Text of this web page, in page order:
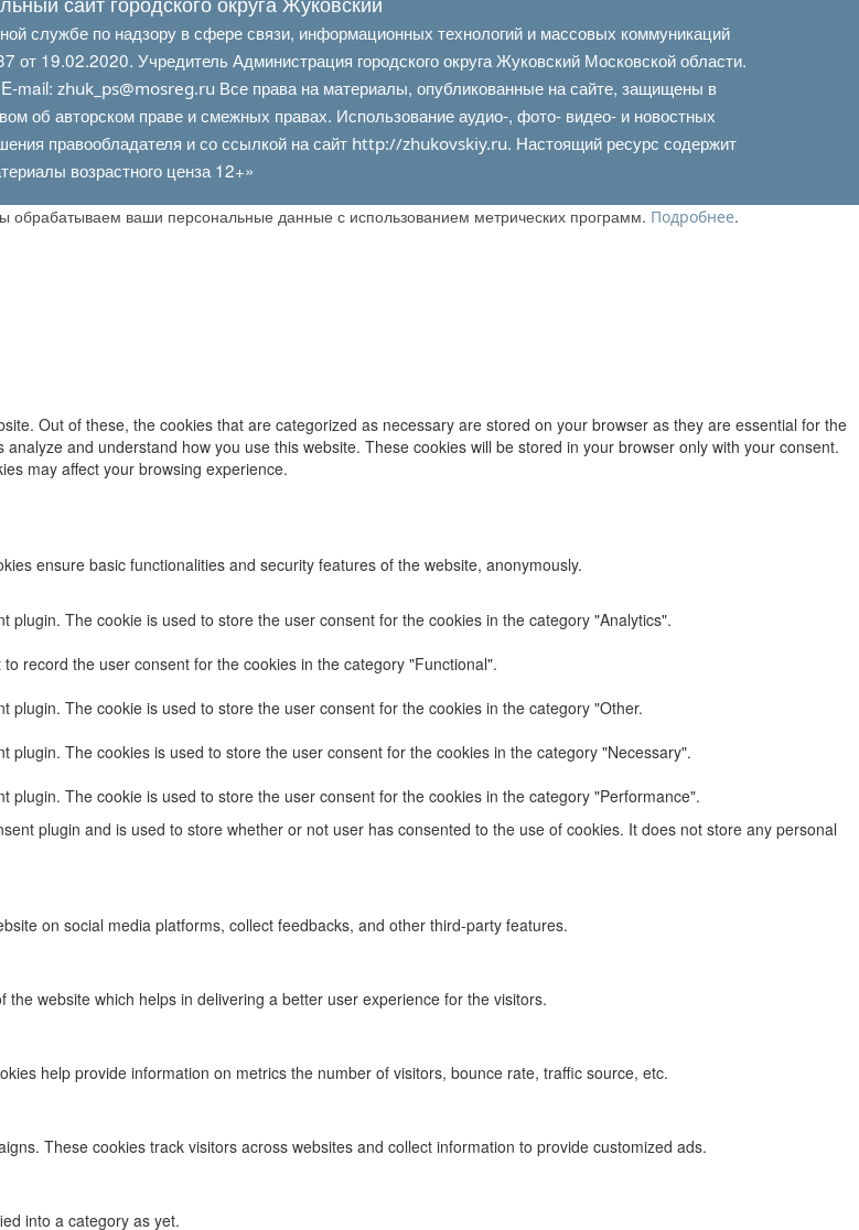
службе по надзору в сфере связи, информационных технологий и массовых коммуникаций
19.02.2020. Учредитель Администрация городского округа Жуковский Московской области.
zhuk_ps@mosreg.ruВсе права на материалы, опубликованные на сайте, защищены в
об авторском праве и смежных правах. Использование аудио-, фото- видео- и новостных
правообладателя и со ссылкой на сайт http://zhukovskiy.ru. Настоящий ресурс содержит
возрастного ценза 12+»
обрабатываем ваши персональные данные с использованием метрических программ. Подробнее.
Out of these, the cookies that are categorized as necessary are stored on your browser as they are essential for the
and understand how you use this website. These cookies will be stored in your browser only with your consent.
may affect your browsing experience.
ensure basic functionalities and security features of the website, anonymously.
plugin. The cookie is used to store the user consent for the cookies in the category "Analytics".
record the user consent for the cookies in the category "Functional".
plugin. The cookie is used to store the user consent for the cookies in the category "Other.
plugin. The cookies is used to store the user consent for the cookies in the category "Necessary".
plugin. The cookie is used to store the user consent for the cookies in the category "Performance".
plugin and is used to store whether or not user has consented to the use of cookies. It does not store any personal
on social media platforms, collect feedbacks, and other third-party features.
website which helps in delivering a better user experience for the visitors.
help provide information on metrics the number of visitors, bounce rate, traffic source, etc.
These cookies track visitors across websites and collect information to provide customized ads.
into a category as yet.